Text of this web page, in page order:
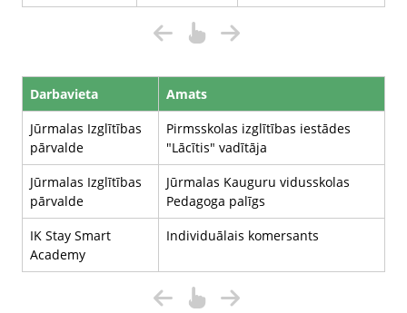
Darbavieta
Amats
Jūrmalas Izglītības
pārvalde
Pirmsskolas izglītības iestādes
"Lācītis" vadītāja
Jūrmalas Izglītības
pārvalde
Jūrmalas Kauguru vidusskolas
Pedagoga palīgs
IK Stay Smart
Academy
Individuālais komersants